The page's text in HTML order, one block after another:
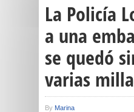
La Policía
a una
se quedó
varias
By Marina